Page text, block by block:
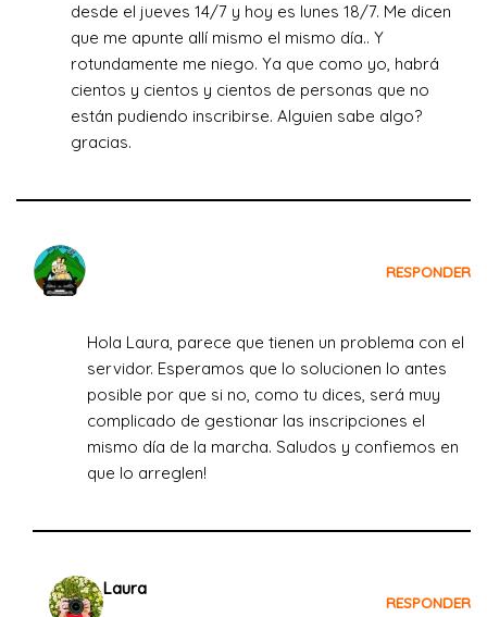
desde el jueves 14/7 y hoy es lunes 18/7. Me dicen
que me apunte allí mismo el mismo día.. Y
rotundamente me niego. Ya que como yo, habrá
cientos y cientos y cientos de personas que no
están pudiendo inscribirse. Alguien sabe algo?
gracias.
RESPONDER
Hola Laura, parece que tienen un problema con el
servidor. Esperamos que lo solucionen lo antes
posible por que si no, como tu dices, será muy
complicado de gestionar las inscripciones el
mismo día de la marcha. Saludos y confiemos en
que lo arreglen!
Laura
RESPONDER